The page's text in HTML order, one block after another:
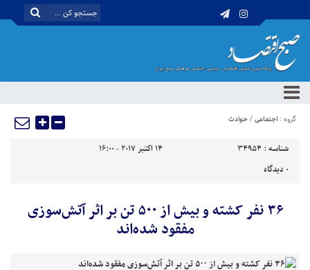
گروه : اجتماعی/حوادث
شناسه : 34954
14 اکتبر 2017 - 16:00
0 دیدگاه
۳۶ نفر کشته و بیش از ۵۰۰ تن بر اثر آتش‌سوزی
مفقود شده‌اند